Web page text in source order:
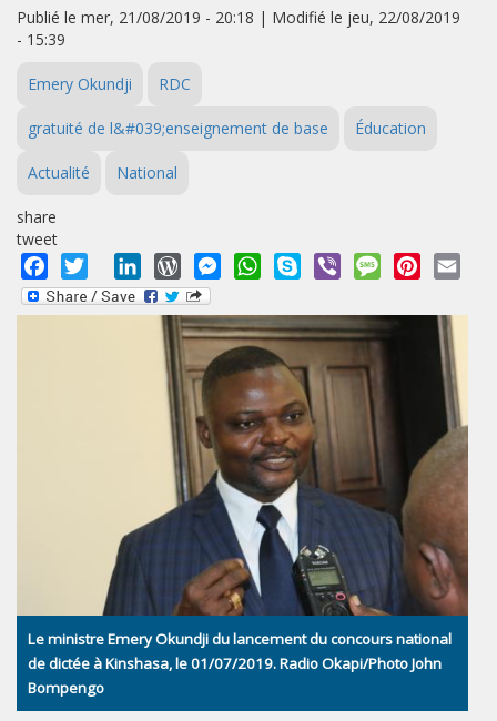
Publié le mer, 21/08/2019 - 20:18 | Modifié le jeu, 22/08/2019
- 15:39
Emery Okundji RDC
gratuité de l&#039;enseignement de base Éducation
Actualité National
share
tweet
Facebook
Twitter LinkedInWordPressMessengerWhatsApp
Skype Viber MessagePinterest
Le ministre Emery Okundji du lancement du concours national
de dictée à Kinshasa, le 01/07/2019. Radio Okapi/Photo John
Bompengo